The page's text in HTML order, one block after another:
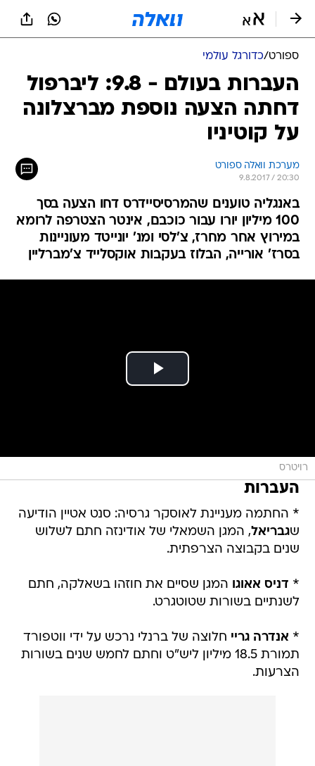
ספורט/כדורגל עולמי
העברות בעולם - 9.8: ליברפול
דחתה הצעה נוספת מברצלונה
על קוטיניו
מערכת וואלה ספורט
9.8.2017 / 20:30
באנגליה טוענים שהמרסיסיידרס דחו הצעה בסך
100 מיליון יורו עבור כוכבם, אינטר הצטרפה לרומא
במירוץ אחר מחרז, צ'לסי ומנ' יונייטד מעוניינות
בסרז' אורייה, הבלוז בעקבות אוקסלייד צ'מברליין
רויטרס
העברות
* החתמה מעניינת לאוסקר גרסיה: סנט אטיין הודיעה
שגבריאל, המגן השמאלי של אודינזה חתם לשלוש
שנים בקבוצה הצרפתית.
* דניס אאוגו המגן שסיים את חוזהו בשאלקה, חתם
לשנתיים בשורות שטוטגרט.
* אנדרה גריי חלוצה של ברנלי נרכש על ידי ווטפורד
תמורת 18.5 מיליון ליש"ט וחתם לחמש שנים בשורות
הצרעות.